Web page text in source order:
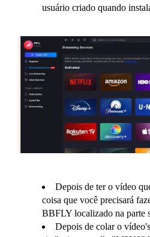
usuário criado quando
Depois de ter o vídeo
coisa que você precisará
BBFLY localizado na parte
Depois de colar o